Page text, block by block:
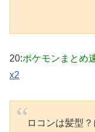
20:ポケモンまとめ
x2
ロコンは髪型